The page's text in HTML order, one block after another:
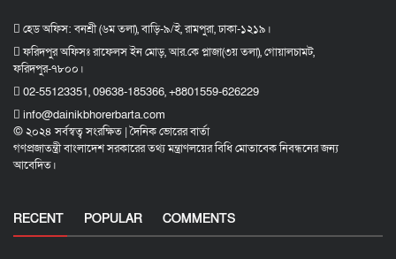
হেড অফিস: বনশ্রী (৬ম তলা), বাড়ি-৯/ই, রামপুরা, ঢাকা-১২১৯।
ফরিদপুর অফিসঃ রাফেলস ইন মোড়, আর.কে প্লাজা(৩য় তলা), গোয়ালচামট,
ফরিদপুর-৭৮০০।
02-55123351, 09638-185366, +8801559-626229
info@dainikbhorerbarta.com
© ২০২৪ সর্বস্বত্ব সংরক্ষিত | দৈনিক ভোরের বার্তা
গণপ্রজাতন্ত্রী বাংলাদেশ সরকারের তথ্য মন্ত্রাণলয়ের বিধি মোতাবেক নিবন্ধনের জন্য
আবেদিত।
RECENT POPULAR COMMENTS